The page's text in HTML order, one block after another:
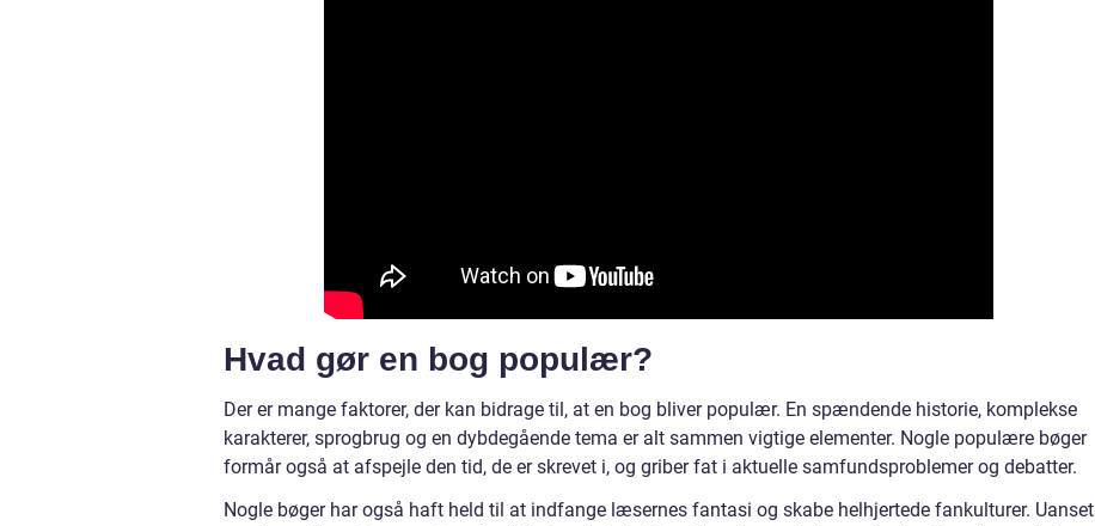
Hvad gør en bog populær?
Der er mange faktorer, der kan bidrage til, at en bog bliver populær. En spændende historie, komplekse
karakterer, sprogbrug og en dybdegående tema er alt sammen vigtige elementer. Nogle populære bøger
formår også at afspejle den tid, de er skrevet i, og griber fat i aktuelle samfundsproblemer og debatter.
Nogle bøger har også haft held til at indfange læsernes fantasi og skabe helhjertede fankulturer. Uanset